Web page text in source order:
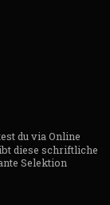
du via Online
diese schriftliche
Selektion